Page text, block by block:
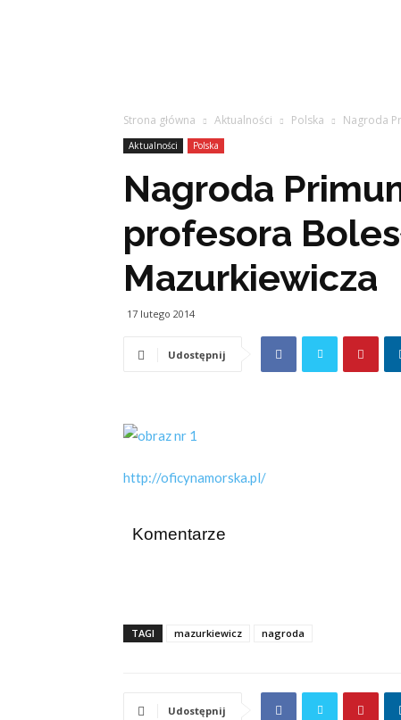
Strona główna Aktualności Polska Nagroda
Aktualności Polska
Nagroda
profesora
Mazurkiewicza
17 lutego 2014
Udostępnij
http://oficynamorska.pl/
Komentarze
TAGI mazurkiewicz nagroda
Udostępnij